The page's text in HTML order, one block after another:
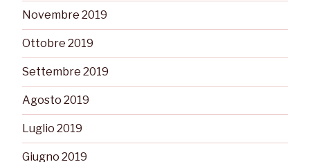
Novembre 2019
Ottobre 2019
Settembre 2019
Agosto 2019
Luglio 2019
Giugno 2019